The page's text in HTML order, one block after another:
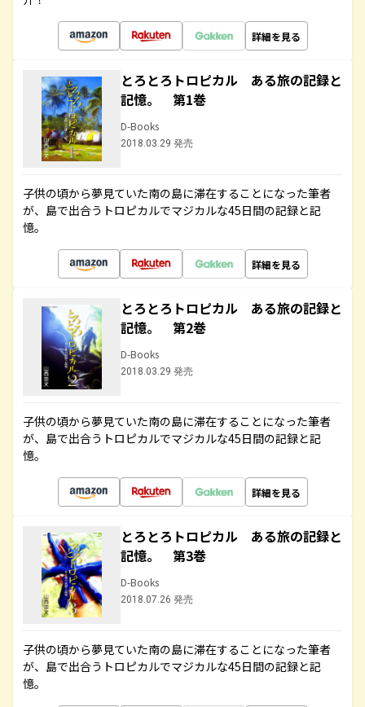
詳細を見る
とろとろトロピカル ある旅の記録と
記憶。 第1巻
D-Books
2018.03.29 発売
子供の頃から夢見ていた南の島に滞在することになった筆者
が、島で出合うトロピカルでマジカルな45日間の記録と記
憶。
詳細を見る
とろとろトロピカル ある旅の記録と
記憶。 第2巻
D-Books
2018.03.29 発売
子供の頃から夢見ていた南の島に滞在することになった筆者
が、島で出合うトロピカルでマジカルな45日間の記録と記
憶。
詳細を見る
とろとろトロピカル ある旅の記録と
記憶。 第3巻
D-Books
2018.07.26 発売
子供の頃から夢見ていた南の島に滞在することになった筆者
が、島で出合うトロピカルでマジカルな45日間の記録と記
憶。